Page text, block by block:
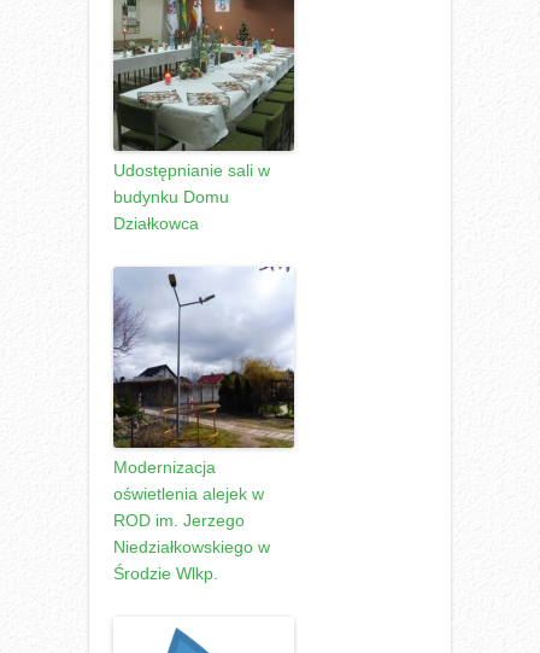
Udostępnianie sali w
budynku Domu
Działkowca
Modernizacja
oświetlenia alejek w
ROD im. Jerzego
Niedziałkowskiego w
Środzie Wlkp.